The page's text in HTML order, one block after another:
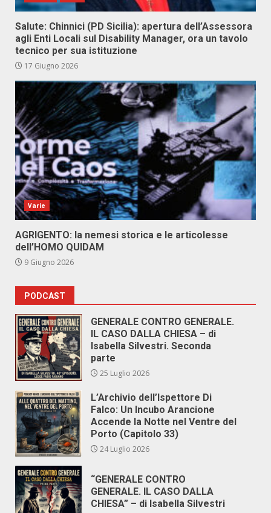
Salute: Chinnici (PD Sicilia): apertura dell’Assessora
agli Enti Locali sul Disability Manager, ora un tavolo
tecnico per sua istituzione
17 Giugno 2026
Varie
AGRIGENTO: la nemesi storica e le articolesse
dell’HOMO QUIDAM
9 Giugno 2026
PODCAST
GENERALE CONTRO GENERALE.
IL CASO DALLA CHIESA – di
Isabella Silvestri. Seconda
parte
25 Luglio 2026
L’Archivio dell’Ispettore Di
Falco: Un Incubo Arancione
Accende la Notte nel Ventre del
Porto (Capitolo 33)
24 Luglio 2026
“GENERALE CONTRO
GENERALE. IL CASO DALLA
CHIESA” – di Isabella Silvestri